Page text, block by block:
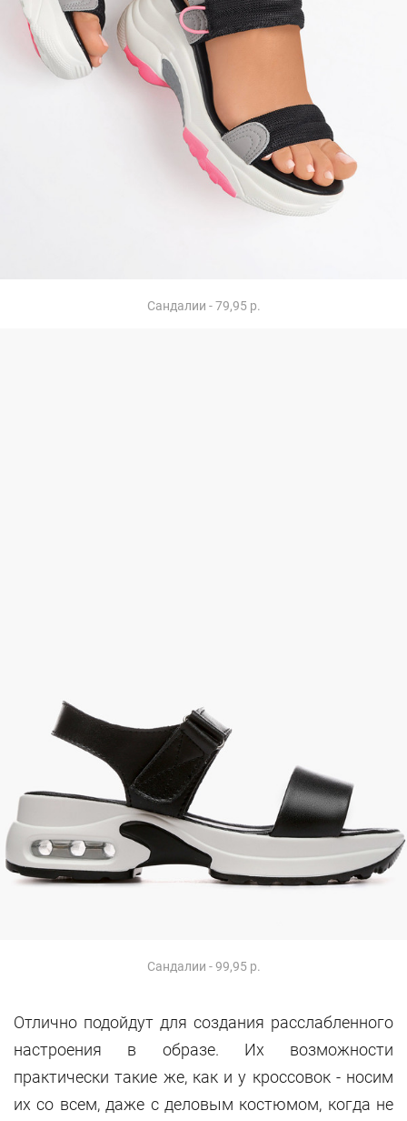
Сандалии - 79,95 р.
Сандалии - 99,95 р.
Отлично подойдут для создания расслабленного
настроения в образе. Их возможности
практически такие же, как и у кроссовок - носим
их со всем, даже с деловым костюмом, когда не